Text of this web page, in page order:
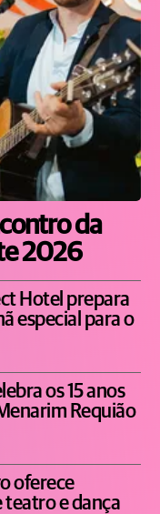
da
2026
Hotel prepara
especial para o
os 15 anos
Requião
oferece
e dança